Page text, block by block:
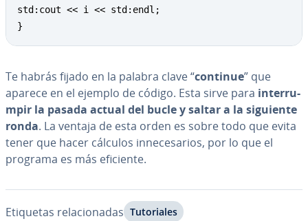
std:cout << i << std:endl;
}
Te habrás fijado en la palabra clave “continue” que
aparece en el ejemplo de código. Esta sirve para in­te­rru­
m­pir la pasada actual del bucle y saltar a la siguiente
ronda. La ventaja de esta orden es sobre todo que evita
tener que hacer cálculos in­ne­ce­sa­rios, por lo que el
programa es más eficiente.
Etiquetas re­la­cio­na­das Tu­to­ria­les